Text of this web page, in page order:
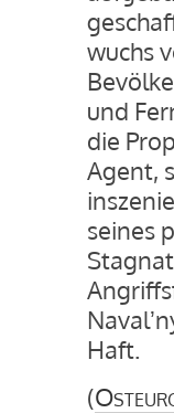
wuchs
und
die
Agent,
seines
Haft.
(